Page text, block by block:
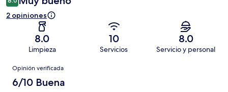
2 opiniones
8.0
Limpieza
10
Servicios
8.0
Servicio y personal
Opiniones
Opinión verificada
6/10 Buena